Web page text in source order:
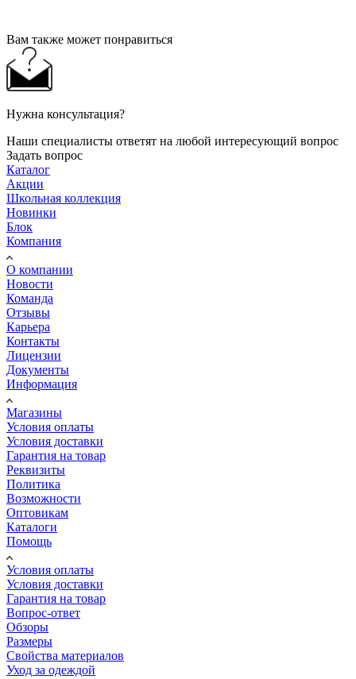
Вам также может понравиться
Нужна консультация?
Наши специалисты ответят на любой интересующий вопрос
Задать вопрос
Каталог
Акции
Школьная коллекция
Новинки
Блок
Компания
О компании
Новости
Команда
Отзывы
Карьера
Контакты
Лицензии
Документы
Информация
Магазины
Условия оплаты
Условия доставки
Гарантия на товар
Реквизиты
Политика
Возможности
Оптовикам
Каталоги
Помощь
Условия оплаты
Условия доставки
Гарантия на товар
Вопрос-ответ
Обзоры
Размеры
Свойства материалов
Уход за одеждой